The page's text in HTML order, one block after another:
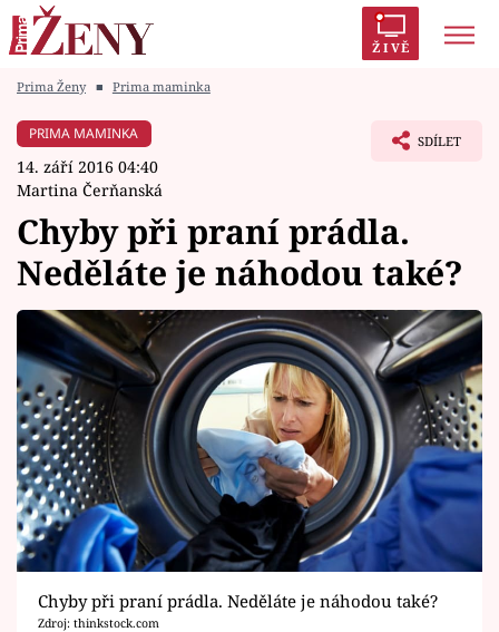
ŽIVĚ
Módní alarm
Zrádci
Témata
Celebrity
Vztahy
Seriály
Horoskopy
Sledujte prima+
Filmový festival Karlovy Vary
Prima Ženy ■ Prima maminka
PRIMA MAMINKA
14. září 2016 04:40
Martina Čerňanská
SDÍLET
Chyby při praní prádla.
Neděláte je náhodou také?
Chyby při praní prádla. Neděláte je náhodou také?
Zdroj: thinkstock.com